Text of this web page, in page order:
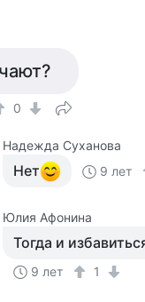
0
Надежда Суханова
Нет 9 лет
Юлия Афонина
Тогда и
9 лет 1